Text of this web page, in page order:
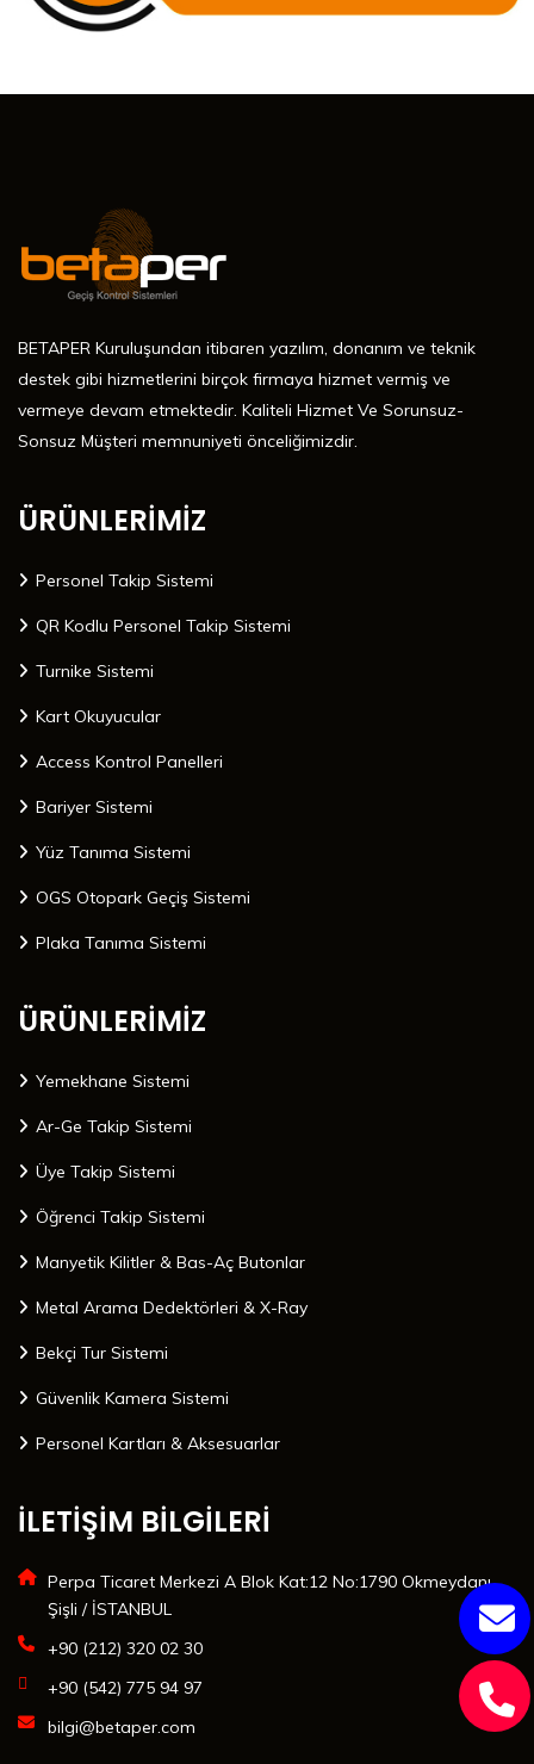
BETAPER Kuruluşundan itibaren yazılım, donanım ve teknik
destek gibi hizmetlerini birçok firmaya hizmet vermiş ve
vermeye devam etmektedir. Kaliteli Hizmet Ve Sorunsuz-
Sonsuz Müşteri memnuniyeti önceliğimizdir.
ÜRÜNLERİMİZ
Personel Takip Sistemi
QR Kodlu Personel Takip Sistemi
Turnike Sistemi
Kart Okuyucular
Access Kontrol Panelleri
Bariyer Sistemi
Yüz Tanıma Sistemi
OGS Otopark Geçiş Sistemi
Plaka Tanıma Sistemi
ÜRÜNLERİMİZ
Yemekhane Sistemi
Ar-Ge Takip Sistemi
Üye Takip Sistemi
Öğrenci Takip Sistemi
Manyetik Kilitler & Bas-Aç Butonlar
Metal Arama Dedektörleri & X-Ray
Bekçi Tur Sistemi
Güvenlik Kamera Sistemi
Personel Kartları & Aksesuarlar
İLETİŞİM BİLGİLERİ
Perpa Ticaret Merkezi A Blok Kat:12 No:1790 Okmeydanı
Şişli / İSTANBUL
+90 (212) 320 02 30
+90 (542) 775 94 97
bilgi@betaper.com